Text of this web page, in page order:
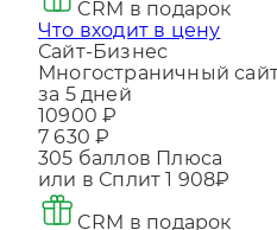
CRM в подарок
Что входит в цену
Сайт-Бизнес
Многостраничный сайт
за 5 дней
10900 ₽
7 630 ₽
305баллов Плюса
или в Сплит